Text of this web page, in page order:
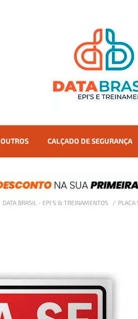
OUTROS CALÇADO DE SEGURANÇA
DATA BRASIL - EPI'S & TREINAMENTOS PLACA